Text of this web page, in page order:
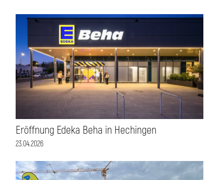
Eröffnung Edeka Beha in Hechingen
23.04.2026